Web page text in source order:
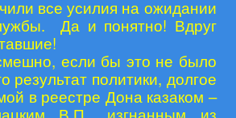
все усилия на ожидании
Да и понятно! Вдруг
если бы это не было
результат политики, долгое
в реестре Дона казаком –